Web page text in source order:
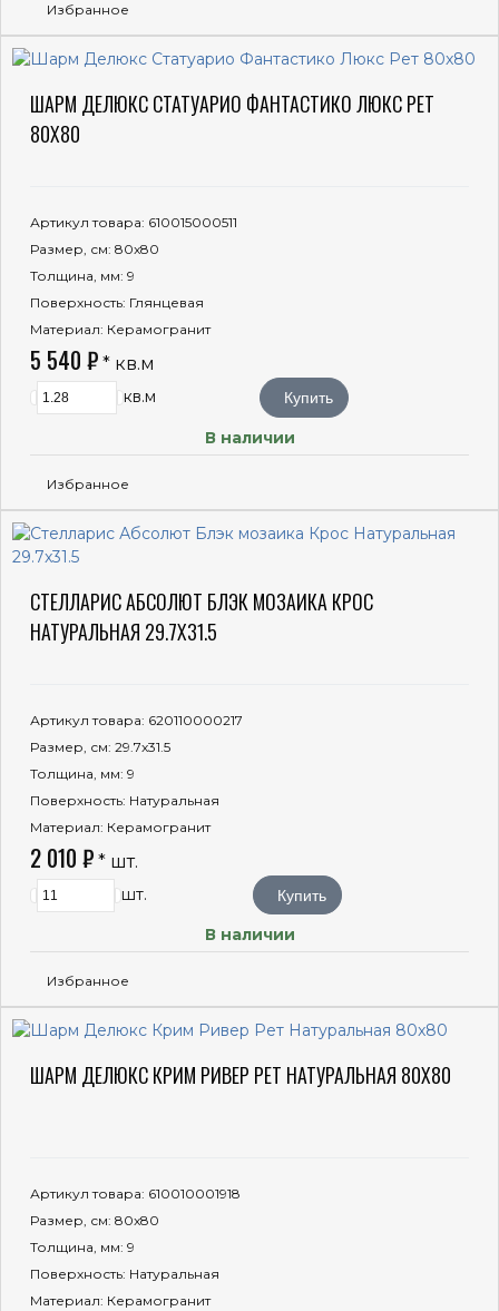
Избранное
ШАРМ ДЕЛЮКС СТАТУАРИО ФАНТАСТИКО ЛЮКС РЕТ
80X80
Артикул товара: 610015000511
Размер, см: 80x80
Толщина, мм: 9
Поверхность: Глянцевая
Материал: Керамогранит
5 540 ₽ * кв.м
кв.м Купить
В наличии
Избранное
СТЕЛЛАРИС АБСОЛЮТ БЛЭК МОЗАИКА КРОС
НАТУРАЛЬНАЯ 29.7X31.5
Артикул товара: 620110000217
Размер, см: 29.7x31.5
Толщина, мм: 9
Поверхность: Натуральная
Материал: Керамогранит
2 010 ₽ * шт.
шт. Купить
В наличии
Избранное
ШАРМ ДЕЛЮКС КРИМ РИВЕР РЕТ НАТУРАЛЬНАЯ 80X80
Артикул товара: 610010001918
Размер, см: 80x80
Толщина, мм: 9
Поверхность: Натуральная
Материал: Керамогранит